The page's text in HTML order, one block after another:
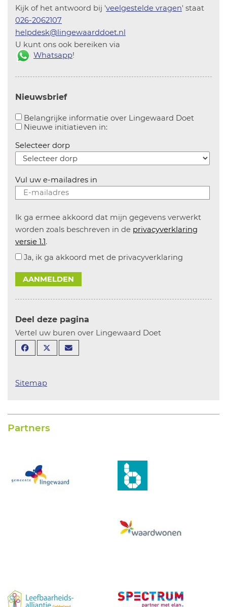
Kijk of het antwoord bij 'veelgestelde vragen' staat
026-2062107
helpdesk@lingewaarddoet.nl
U kunt ons ook bereiken via
Whatsapp!
Nieuwsbrief
Belangrijke informatie over Lingewaard Doet
Nieuwe initiatieven in:Aanvinken om informatie over
Selecteer dorp
Vul uw e-mailadres in
Ik ga ermee akkoord dat mijn gegevens verwerkt
worden zoals beschreven in de privacyverklaring
versie 1.1.
Ja, ik ga akkoord met de privacyverklaring
AANMELDEN
Deel deze pagina
Vertel uw buren over Lingewaard Doet
Sitemap
Partners